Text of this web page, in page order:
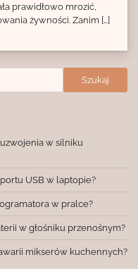
prawidłowo mrozić,
żywności. Zanim […]
Szukaj
w silniku
USB w laptopie?
w pralce?
w głośniku przenośnym?
mikserów kuchennych?